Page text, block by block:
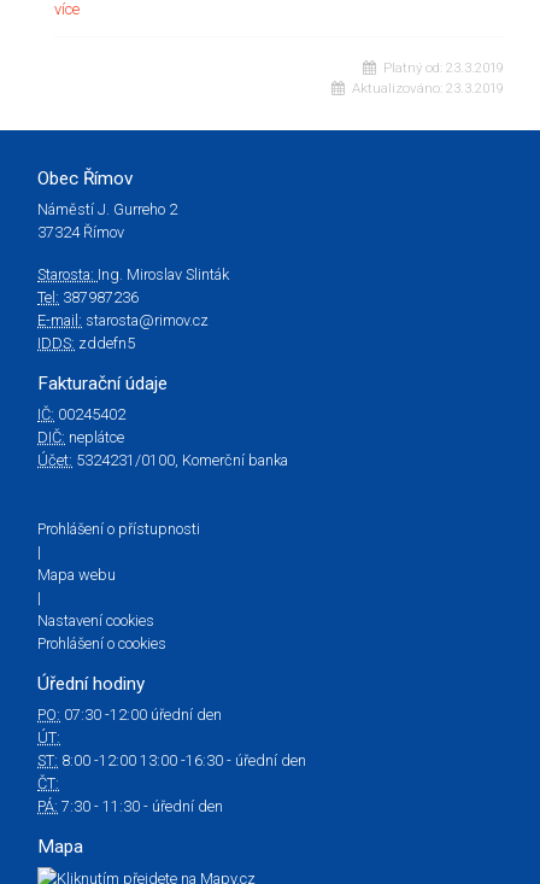
více
Platný od: 23.3.2019
Aktualizováno: 23.3.2019
Obec Římov
Náměstí J. Gurreho 2
37324 Římov
Starosta: Ing. Miroslav Slinták
Tel: 387987236
E-mail: starosta@rimov.cz
IDDS: zddefn5
Fakturační údaje
IČ: 00245402
DIČ: neplátce
Účet: 5324231/0100, Komerční banka
Prohlášení o přístupnosti
|
Mapa webu
|
Nastavení cookies
Prohlášení o cookies
Úřední hodiny
PO: 07:30 -12:00 úřední den
ÚT:
ST: 8:00 -12:00 13:00 -16:30 - úřední den
ČT:
PÁ: 7:30 - 11:30 - úřední den
Mapa